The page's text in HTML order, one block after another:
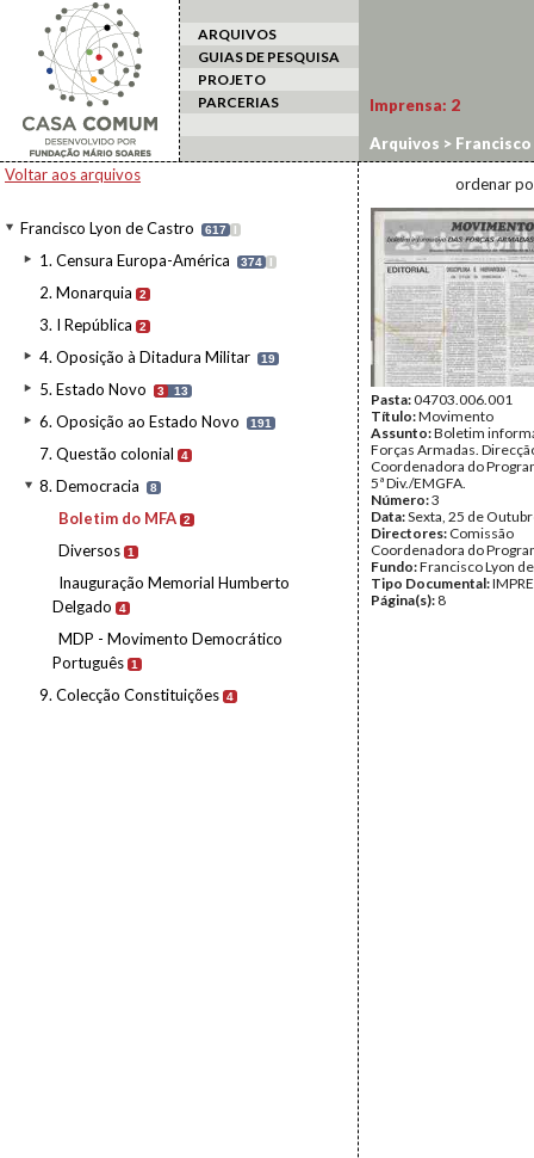
ARQUIVOS
GUIAS DE PESQUISA
PROJETO
PARCERIAS
Voltar aos arquivos
Francisco Lyon de Castro 617 I
1. Censura Europa-América 374 I
2. Monarquia 2
3. I República 2
4. Oposição à Ditadura Militar 19
5. Estado Novo 3 13
6. Oposição ao Estado Novo 191
7. Questão colonial 4
8. Democracia 8
Boletim do MFA 2
Diversos 1
Inauguração Memorial Humberto
Delgado
4
MDP - Movimento Democrático
Português 1
9. Colecção Constituições 4
Imprensa: 2
Arquivos >
ordenar
Pasta:04703.006.001
Título:Movimento
Assunto:Boletim
Forças Armadas.
Coordenadora do
5ª Div./EMGFA.
Número:3
Data:Sexta, 25 de
Directores: Comissão
Coordenadora do
Fundo:Francisco Lyon
Tipo Documental:
Página(s): 8